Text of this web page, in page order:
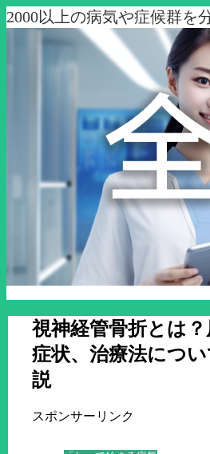
2000以上の病気や症候群を
視神経管骨折とは？
症状、治療法につ
説
スポンサーリンク